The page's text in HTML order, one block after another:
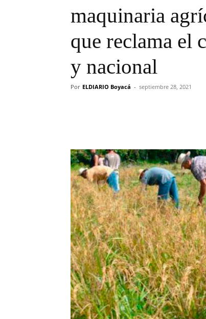
maquinaria
que reclama el
y nacional
Por ELDIARIO Boyacá - septiembre 28, 2021